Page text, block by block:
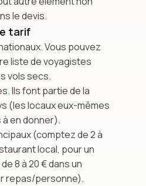
le devis.
tarif
Vous pouvez
liste de voyagistes
vols secs.
Ils font partie de la
(les locaux eux-mêmes
en donner).
(comptez de 2 à
local, pour un
8 à 20 € dans un
repas/personne).